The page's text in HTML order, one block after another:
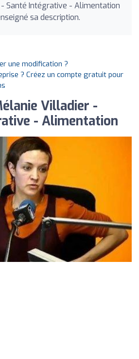
Santé Intégrative - Alimentation
sa description.
une modification ?
? Créez un compte gratuit pour
Villadier -
- Alimentation